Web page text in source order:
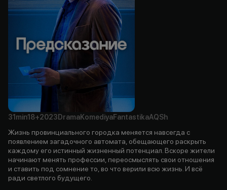
31min18+2023 DramaKomediyaFantastikaAQSh
Жизнь провинциального городка меняется навсегда с
появлением загадочного автомата, обещающего раскрыть
каждому его истинный жизненный потенциал. Вскоре жители
начинают менять профессии, переосмыслять свои отношения
и ставить под сомнение то, во что верили всю жизнь. И всё
ради светлого будущего.